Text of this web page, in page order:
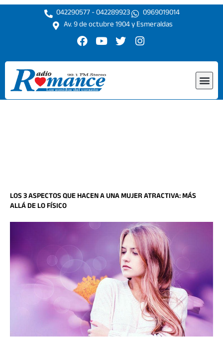
Ir
042290577 - 042289923
0969019014
Av. 9 de octubre 1904 y Esmeraldas
F
c
e
b
o
o
Y
u
t
u
b
e
T
i
r
I
s
r
LOS 3 ASPECTOS QUE HACEN A UNA MUJER ATRACTIVA: MÁS
ALLÁ DE LO FÍSICO